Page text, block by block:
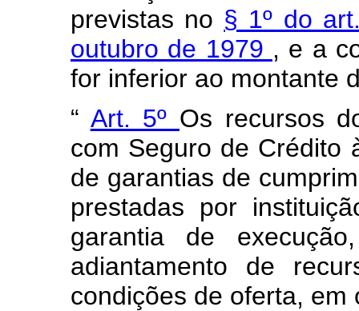
previstas no § 1º do
outubro de 1979 , e a
for inferior ao montante
“ Art. 5º Os recursos
com Seguro de Crédito
de garantias de
prestadas por
garantia de
adiantamento de
condições de oferta,